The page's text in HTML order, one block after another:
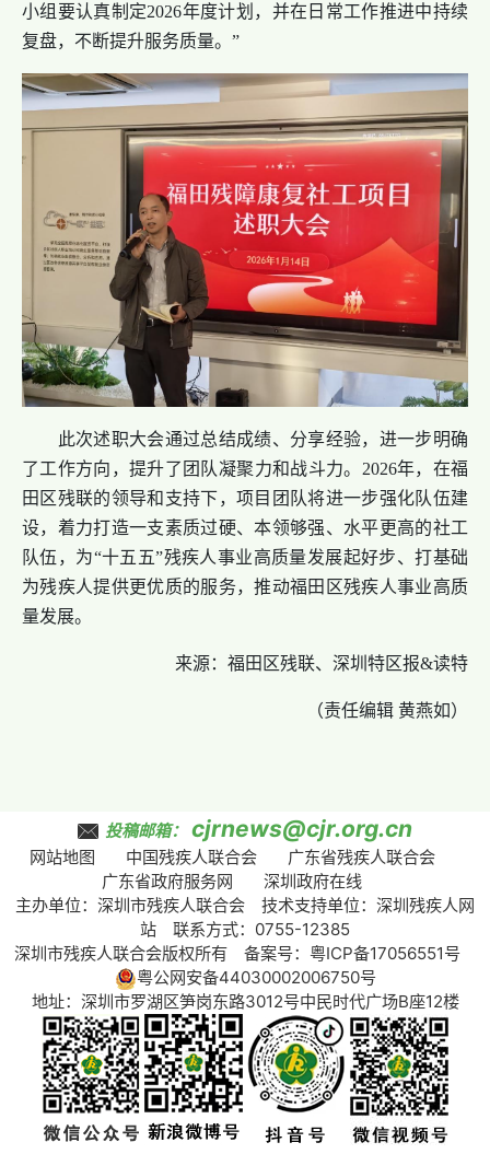
小组要认真制定2026年度计划，并在日常工作推进中持续
复盘，不断提升服务质量。”
此次述职大会通过总结成绩、分享经验，进一步明确
了工作方向，提升了团队凝聚力和战斗力。2026年，在福
田区残联的领导和支持下，项目团队将进一步强化队伍建
设，着力打造一支素质过硬、本领够强、水平更高的社工
队伍，为“十五五”残疾人事业高质量发展起好步、打基础
为残疾人提供更优质的服务，推动福田区残疾人事业高质
量发展。
来源：福田区残联、深圳特区报&读特
（责任编辑 黄燕如）
投稿邮箱： cjrnews@cjr.org.cn
网站地图 中国残疾人联合会
广东省残疾人联合会
广东省政府服务网
深圳政府在线
主办单位：深圳市残疾人联合会 技术支持单位：深圳残疾人网
站 联系方式：0755-12385
深圳市残疾人联合会版权所有 备案号： 粤ICP备17056551号
粤公网安备44030002006750号
地址：深圳市罗湖区笋岗东路3012号中民时代广场B座12楼